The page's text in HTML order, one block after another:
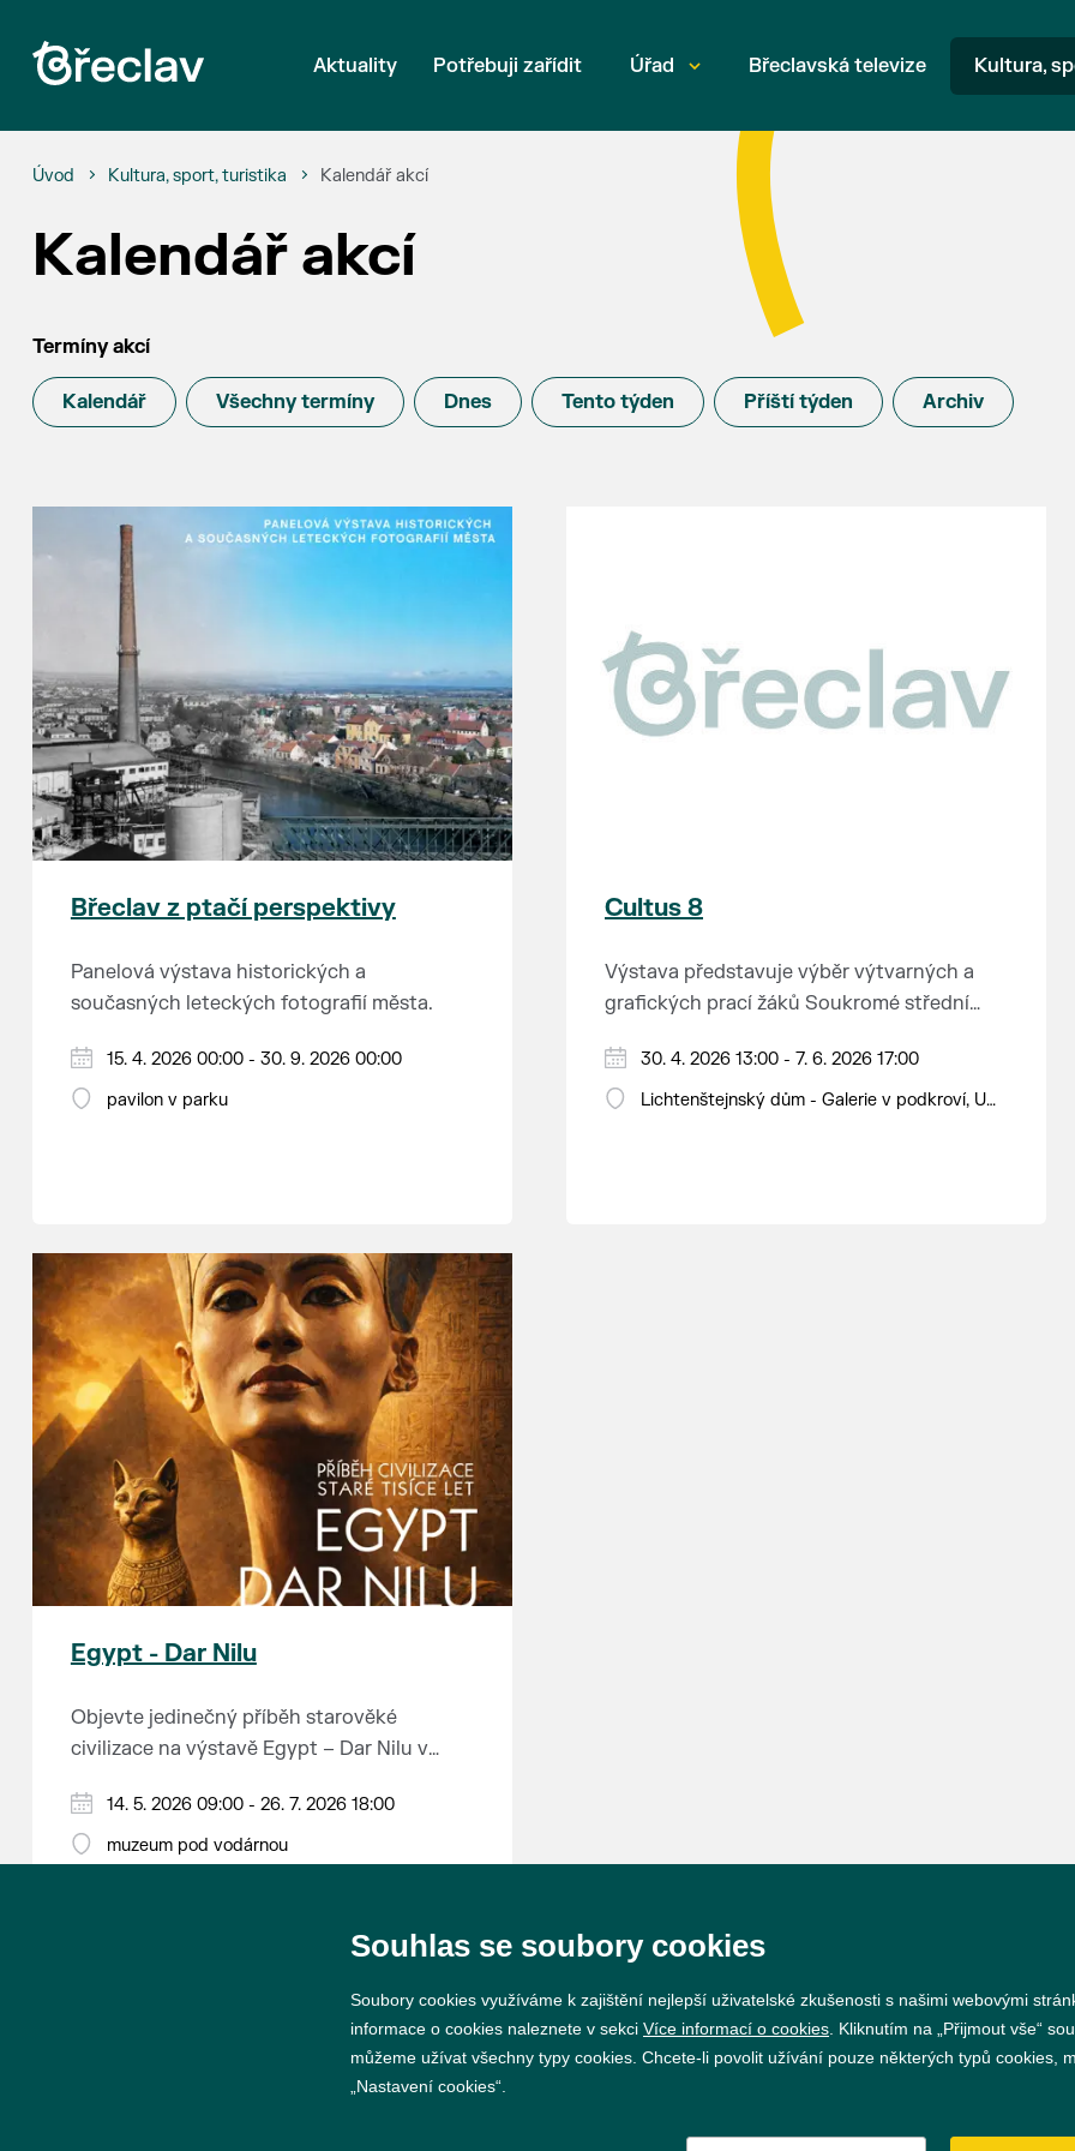
Aktuality Potřebuji zařídit Úřad Břeclavská televize Kultura,
Úvod Kultura, sport, turistika Kalendář akcí
Kalendář akcí
Termíny akcí
Kalendář Všechny termíny Dnes Tento týden Příští týden Archiv
Břeclav z ptačí perspektivy
Panelová výstava historických a
současných leteckých fotografií města.
15. 4. 2026 00:00 - 30. 9. 2026 00:00
pavilon v parku
Cultus 8
Výstava představuje výběr výtvarných a
grafických prací žáků Soukromé střední
30. 4. 2026 13:00 - 7. 6. 2026 17:00
Lichtenštejnský dům - Galerie v podkroví, U
Egypt - Dar Nilu
Objevte jedinečný příběh starověké
civilizace na výstavě Egypt – Dar Nilu v
Výstava představuje umění starého Egypta,
autentickou hrobku se sarkofágem i
interaktivní prvky, které přibližují život na
soukromé sbírky Jána Hertlíka, díky čemuž
výstava nabízí nevšední a autentický
pohled na tuto fascinující epochu.
7. 2026 v muzeu pod vodárnou.
14. 5. 2026 09:00 - 26. 7. 2026 18:00
muzeum pod vodárnou
Souhlas se soubory cookies
Soubory cookies využíváme k zajištění nejlepší uživatelské zkušenosti s našimi webovými
informace o cookies naleznete v sekci Více informací o cookies . Kliknutím na „Přijmout vše“
můžeme užívat všechny typy cookies. Chcete-li povolit užívání pouze některých typů cookies,
„Nastavení cookies“.